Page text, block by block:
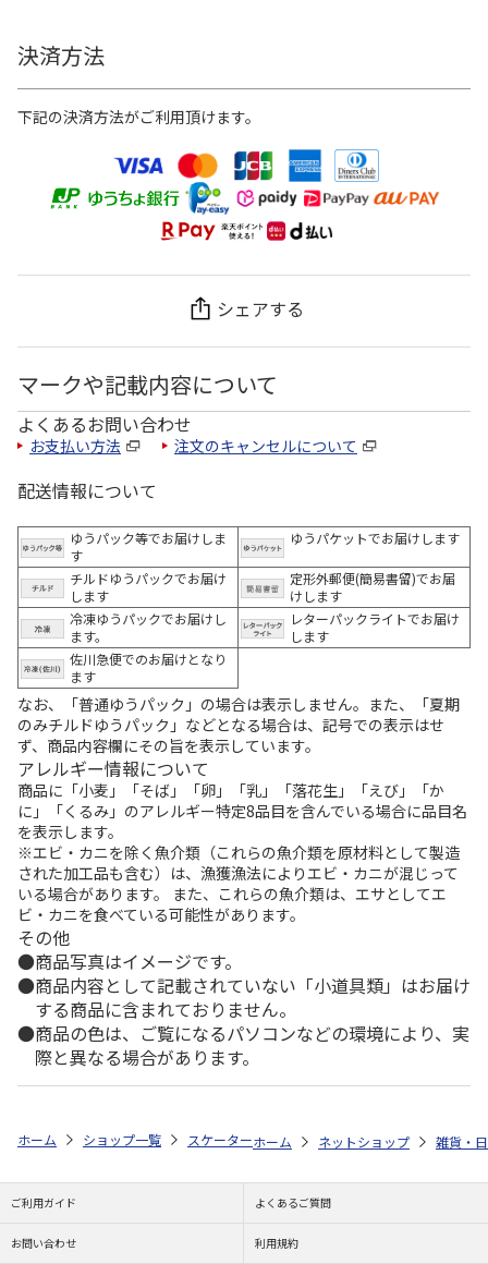
決済方法
下記の決済方法がご利用頂けます。
シェアする
マークや記載内容について
よくあるお問い合わせ
お支払い方法 注文のキャンセルについて
配送情報について
ゆうパック等でお届けしま
す
ゆうパケットでお届けします
チルドゆうパックでお届け
します
定形外郵便(簡易書留)でお届
けします
冷凍ゆうパックでお届けし
ます。
レターパックライトでお届け
します
佐川急便でのお届けとなり
ます
なお、「普通ゆうパック」の場合は表示しません。また、「夏期
のみチルドゆうパック」などとなる場合は、記号での表示はせ
ず、商品内容欄にその旨を表示しています。
アレルギー情報について
商品に「小麦」「そば」「卵」「乳」「落花生」「えび」「か
に」「くるみ」のアレルギー特定8品目を含んでいる場合に品目名
を表示します。
※エビ・カニを除く魚介類（これらの魚介類を原材料として製造
された加工品も含む）は、漁獲漁法によりエビ・カニが混じって
いる場合があります。 また、これらの魚介類は、エサとしてエ
ビ・カニを食べている可能性があります。
その他
商品写真はイメージです。
商品内容として記載されていない「小道具類」はお届け
する商品に含まれておりません。
商品の色は、ご覧になるパソコンなどの環境により、実
際と異なる場合があります。
ホーム ショップ一覧 スケーター カップ＆ソーサー NARUMI ボーン
ホーム ネットショップ 雑貨・
ご利用ガイド よくあるご質問
お問い合わせ 利用規約